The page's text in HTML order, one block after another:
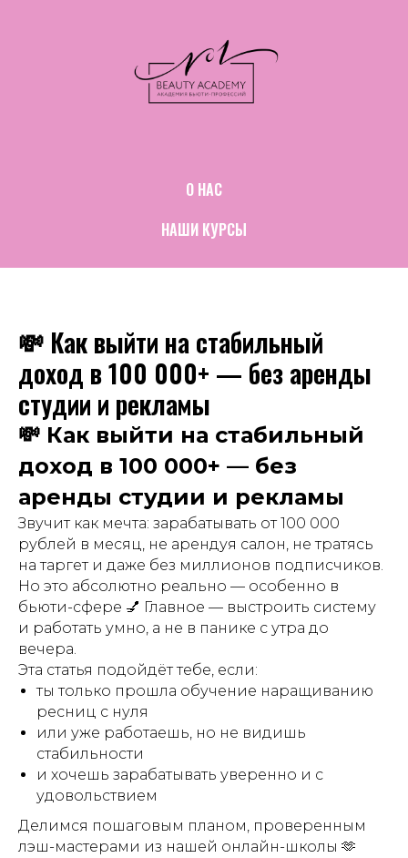
О НАС
НАШИ КУРСЫ
💸 Как выйти на стабильный
доход в 100 000+ — без аренды
студии и рекламы
💸 Как выйти на стабильный
доход в 100 000+ — без
аренды студии и рекламы
Звучит как мечта: зарабатывать от 100 000
рублей в месяц, не арендуя салон, не тратясь
на таргет и даже без миллионов подписчиков.
Но это абсолютно реально — особенно в
бьюти-сфере 💅 Главное — выстроить систему
и работать умно, а не в панике с утра до
вечера.
Эта статья подойдёт тебе, если:
ты только прошла обучение наращиванию
ресниц с нуля
или уже работаешь, но не видишь
стабильности
и хочешь зарабатывать уверенно и с
удовольствием
Делимся пошаговым планом, проверенным
лэш-мастерами из нашей онлайн-школы 🫶